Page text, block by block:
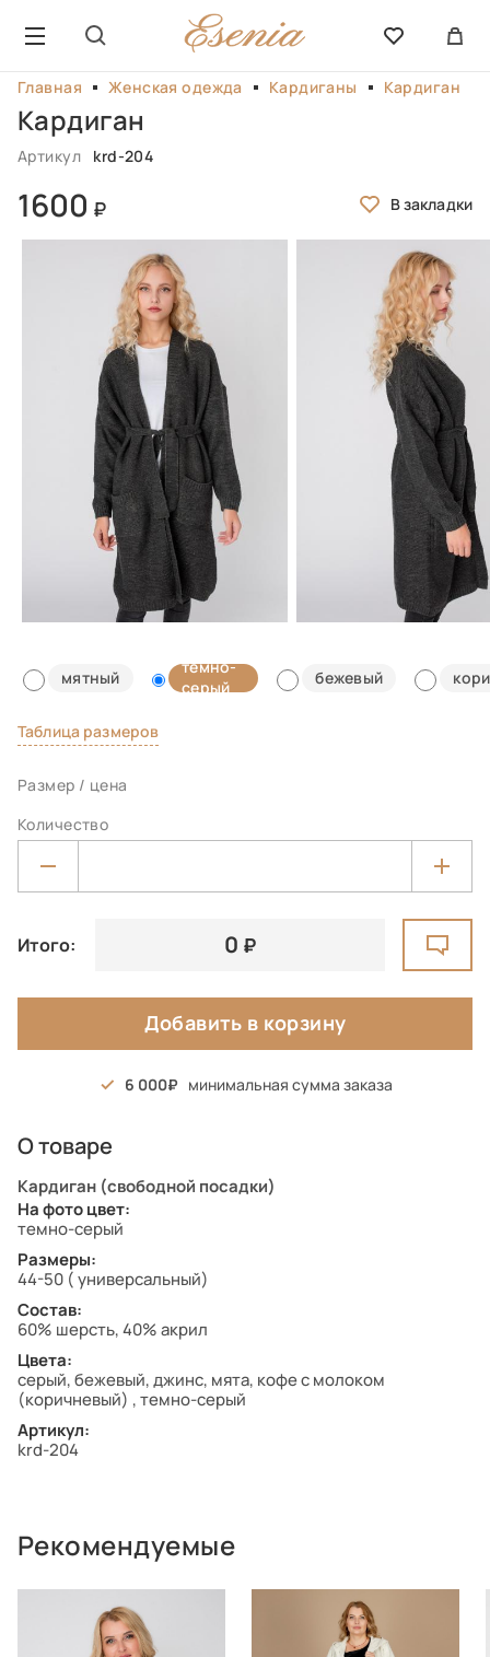
Главная Женская одежда Кардиганы Кардиган
Кардиган
Артикул krd-204
1600
мятный
темно-
серый
бежевый
Таблица размеров
Размер / цена
Количество
Итого: 0
Добавить в корзину
6 000 минимальная сумма заказа
О товаре
Кардиган (свободной посадки)
На фото цвет:
темно-серый
Размеры:
44-50 ( универсальный)
Состав:
60% шерсть, 40% акрил
Цвета:
серый, бежевый, джинс, мята, кофе с молоком
(коричневый) , темно-серый
Артикул:
krd-204
Рекомендуемые